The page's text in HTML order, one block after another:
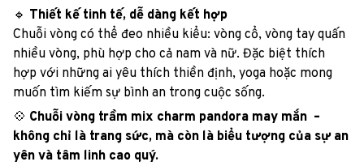
🔹 Thiết kế tinh tế, dễ dàng kết hợp
Chuỗi vòng có thể đeo nhiều kiểu: vòng cổ, vòng tay quấn
nhiều vòng, phù hợp cho cả nam và nữ. Đặc biệt thích
hợp với những ai yêu thích thiền định, yoga hoặc mong
muốn tìm kiếm sự bình an trong cuộc sống.
💠 Chuỗi vòng trầm mix charm pandora may mắn –
không chỉ là trang sức, mà còn là biểu tượng của sự an
yên và tâm linh cao quý.